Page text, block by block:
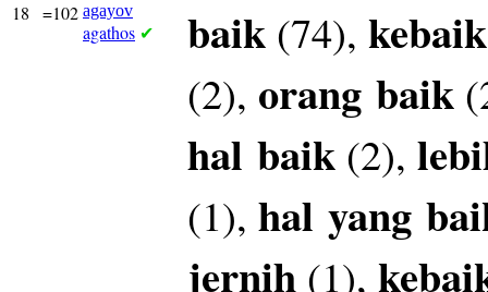
18 =102 agayov
agathos ✔ baik (74),
(2), orang baik
hal baik (2),
(1), hal yang
jernih (1),